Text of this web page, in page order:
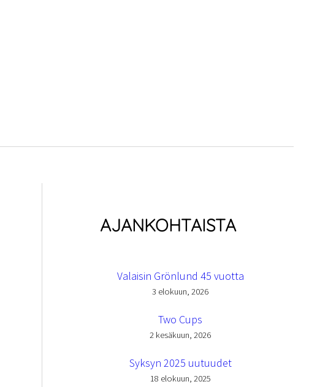
AJANKOHTAISTA
Valaisin Grönlund 45 vuotta
3 elokuun, 2026
Two Cups
2 kesäkuun, 2026
Syksyn 2025 uutuudet
18 elokuun, 2025